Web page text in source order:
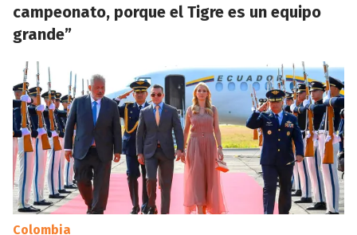
campeonato, porque el Tigre es un equipo
grande”
Colombia